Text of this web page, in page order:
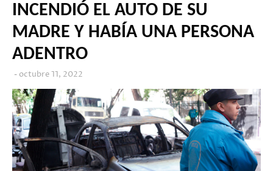
INCENDIÓ EL AUTO DE SU
MADRE Y HABÍA UNA PERSONA
ADENTRO
octubre 11, 2022